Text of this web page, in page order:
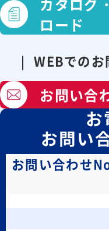
ロード
WEBでの
お問い合
お
お問い
お問い合わせ